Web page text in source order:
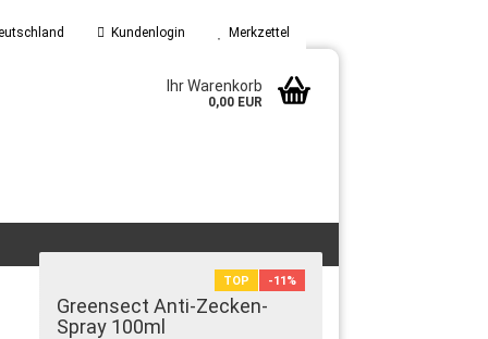
Kundenlogin Merkzettel
Ihr Warenkorb
0,00 EUR
TOP -11%
Greensect Anti-Zecken-
Spray 100ml